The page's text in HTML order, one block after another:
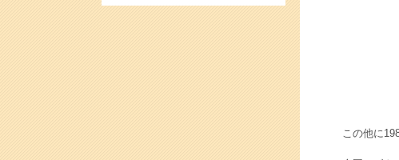
この他に